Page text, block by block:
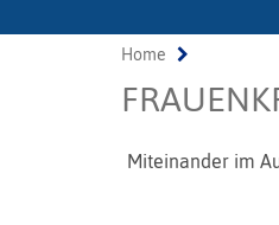
Home
Miteinander im